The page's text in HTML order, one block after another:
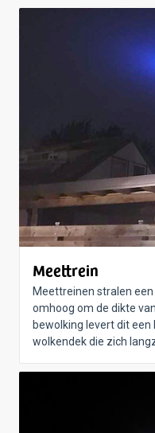
Meettrein
Meettreinen stralen
omhoog om de dikte
bewolking levert dit
wolkendek die zich